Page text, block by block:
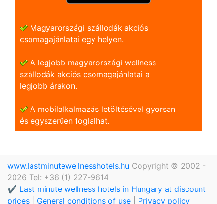
Magyarországi szállodák akciós
csomagajánlatai egy helyen.
A legjobb magyarországi wellness
szállodák akciós csomagajánlatai a
legjobb árakon.
A mobilalkalmazás letöltésével gyorsan
és egyszerũen foglalhat.
www.lastminutewellnesshotels.hu Copyright © 2002 -
2026 Tel: +36 (1) 227-9614
✔️ Last minute wellness hotels in Hungary at discount
prices
General conditions of use Privacy policy